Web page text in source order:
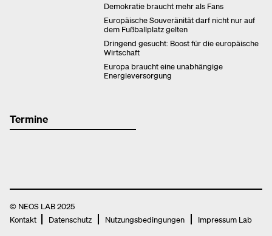
Demokratie braucht mehr als Fans
Europäische Souveränität darf nicht nur auf
dem Fußballplatz gelten
Dringend gesucht: Boost für die europäische
Wirtschaft
Europa braucht eine unabhängige
Energieversorgung
Termine
© NEOS LAB 2025
Kontakt
Datenschutz Nutzungsbedingungen Impressum Lab